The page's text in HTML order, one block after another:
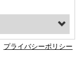
プライバシーポリシー